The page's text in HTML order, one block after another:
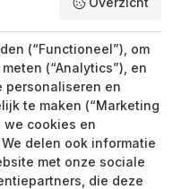
(“Functioneel”), om
(“Analytics”), en
personaliseren en
te maken (“Marketing
we cookies en
delen ook informatie
met onze sociale
die deze